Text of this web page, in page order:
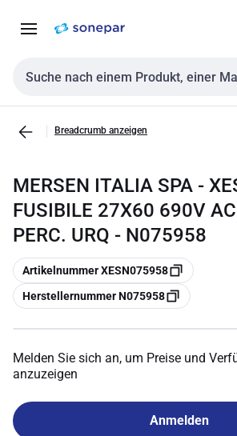
NavigationInhalt
Sucheingabe
Breadcrumb anzeigen
MERSEN ITALIA SPA -
FUSIBILE 27X60 690V
PERC. URQ - N075958
Kopieren
Artikelnummer XESN075958
Kopieren
Herstellernummer N075958
Melden Sie sich an, um Preise und
anzuzeigen
Anmelden